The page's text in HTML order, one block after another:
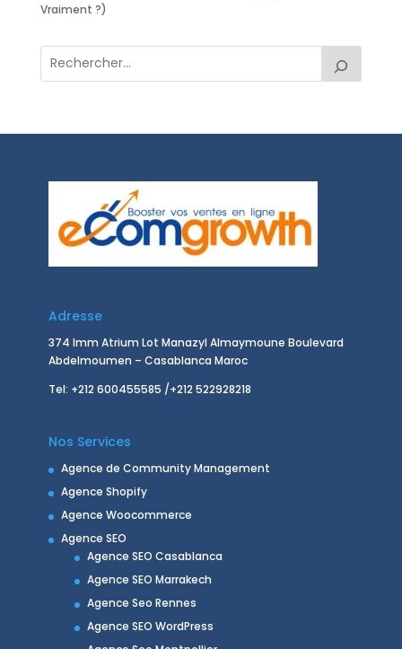
Vraiment ?)
Adresse
374 Imm Atrium Lot Manazyl Almaymoune Boulevard
Abdelmoumen – Casablanca Maroc
Tel: +212 600455585 /+212 522928218
Nos Services
Agence de Community Management
Agence Shopify
Agence Woocommerce
Agence SEO
Agence SEO Casablanca
Agence SEO Marrakech
Agence Seo Rennes
Agence SEO WordPress